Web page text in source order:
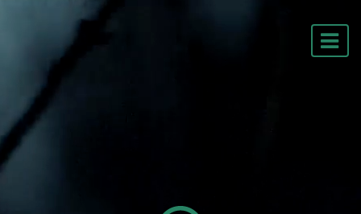
Przejdź do treści